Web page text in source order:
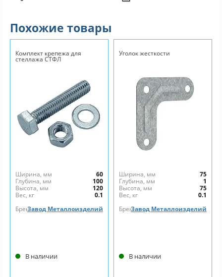
Похожие товары
Комплект крепежа для
стеллажа СТФЛ
Ширина, мм
60
Глубина, мм
100
Высота, мм
120
Вес, кг
0.1
БрендЗавод Металлоизделий
В наличии
Уголок жесткости
Ширина, мм
75
Глубина, мм
1
Высота, мм
75
Вес, кг
0.1
БрендЗавод Металлоизделий
В наличии